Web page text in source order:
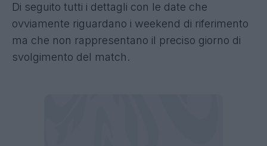
Di seguito tutti i dettagli con le date che
ovviamente riguardano i weekend di riferimento
ma che non rappresentano il preciso giorno di
svolgimento del match.